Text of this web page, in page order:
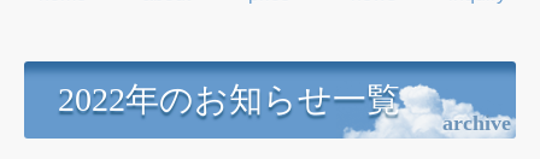
2022年のお知らせ一覧
archive